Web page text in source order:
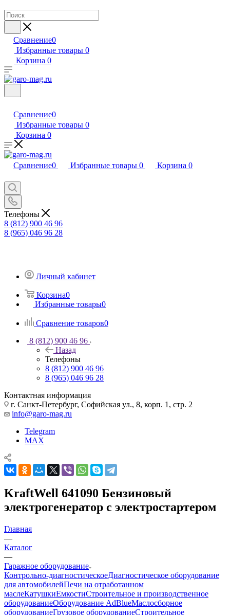
Сравнение0
Избранные товары 0
Корзина 0
Сравнение0
Избранные товары 0
Корзина 0
Сравнение0 Избранные товары 0 Корзина 0
Телефоны
8 (812) 900 46 96
8 (965) 046 96 28
Личный кабинет
Корзина0
Избранные товары0
Сравнение товаров0
8 (812) 900 46 96
Назад
Телефоны
8 (812) 900 46 96
8 (965) 046 96 28
Контактная информация
г. Санкт-Петербург, Софийская ул., 8, корп. 1, стр. 2
info@garo-mag.ru
Telegram
MAX
KraftWell 641090 Бензиновый
электрогенератор с электростартером
Главная
—
Каталог
—
Гаражное оборудование
Контрольно-диагностическоеДиагностическое оборудование
для автомобилейПечи на отработанном
маслеКатушкиЕмкостиСтроительное и производственное
оборудованиеОборудование AdBlueМаслосборное
оборудованиеГрузовое оборудованиеСтроительное